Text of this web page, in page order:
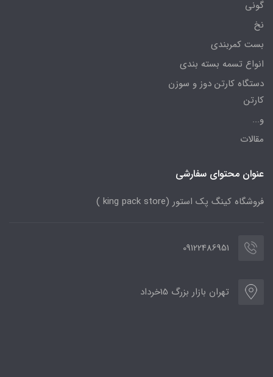
گونی
نخ
بست کمربندی
انواع تسمه بسته بندی
دستگاه کارتن دوز و سوزن
کارتن
و...
مقالات
عنوان محتوای سفارشی
فروشگاه کینگ پک استور (king pack store )
09122486951
تهران بازار بزرگ 15خرداد